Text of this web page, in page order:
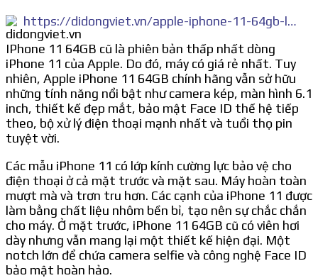
https://didongviet.vn/apple-iphone-11-64gb-likenew.html
IPhone 11 64GB cũ là phiên bản thấp nhất dòng
iPhone 11 của Apple. Do đó, máy có giá rẻ nhất. Tuy
nhiên, Apple iPhone 11 64GB chính hãng vẫn sở hữu
những tính năng nổi bật như camera kép, màn hình 6.1
inch, thiết kế đẹp mắt, bảo mật Face ID thế hệ tiếp
theo, bộ xử lý điện thoại mạnh nhất và tuổi thọ pin
tuyệt vời.
Các mẫu iPhone 11 có lớp kính cường lực bảo vệ cho
điện thoại ở cả mặt trước và mặt sau. Máy hoàn toàn
mượt mà và trơn tru hơn. Các cạnh của iPhone 11 được
làm bằng chất liệu nhôm bền bỉ, tạo nên sự chắc chắn
cho máy. Ở mặt trước, iPhone 11 64GB cũ có viên hơi
dày nhưng vẫn mang lại một thiết kế hiện đại. Một
notch lớn để chứa camera selfie và công nghệ Face ID
bảo mật hoàn hảo.